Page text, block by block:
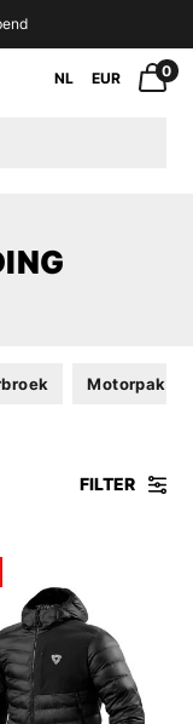
NL EUR 0
Motorpak
FILTER